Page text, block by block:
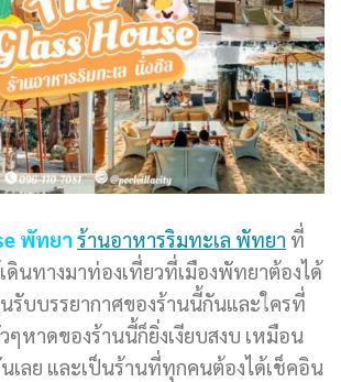
พัทยา ร้านอาหารริมทะเล พัทยา ที่
ดินทางมาท่องเที่ยวที่เมืองพัทยาต้องได้
รับบรรยากาศของร้านนี้กันและใครที่
หาดของร้านนี้ก็ยิ่งเงียบสงบ เหมือน
เลย และเป็นร้านที่ทุกคนต้องได้เช็คอิน